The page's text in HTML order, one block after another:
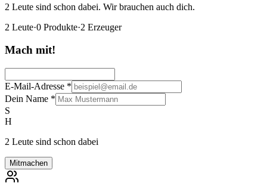
2 Leute sind schon dabei. Wir brauchen auch dich.
2 Leute·0 Produkte·2 Erzeuger
Mach mit!
E-Mail-Adresse *
Dein Name *
S
H
2 Leute sind schon dabei
Mitmachen